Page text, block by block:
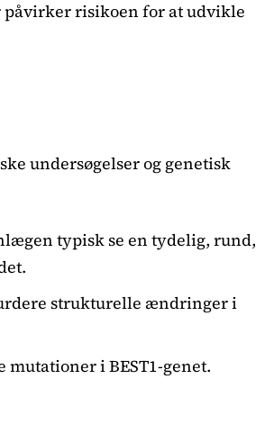
risikoen for at udvikle
undersøgelser og genetisk
typisk se en tydelig, rund,
strukturelle ændringer i
i BEST1-genet.